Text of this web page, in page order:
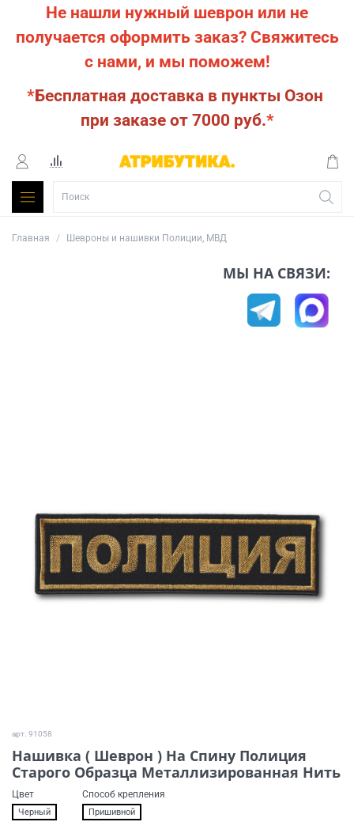
Не нашли нужный шеврон или не
получается оформить заказ? Свяжитесь
с нами, и мы поможем!
*Бесплатная доставка в пункты Озон
при заказе от 7000 руб.*
Главная Шевроны и нашивки Полиции, МВД
МЫ НА СВЯЗИ:
арт. 91058
Нашивка ( Шеврон ) На Спину Полиция
Старого Образца Металлизированная Нить
Цвет
Черный
Способ крепления
Пришивной